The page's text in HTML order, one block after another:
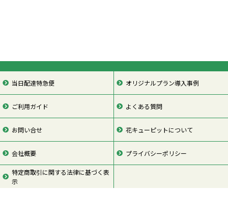
当日配達特急便 オリジナルプラン導入事例
ご利用ガイド よくある質問
お問い合せ 花キューピットについて
会社概要 プライバシーポリシー
特定商取引に関する法律に基づく表
示